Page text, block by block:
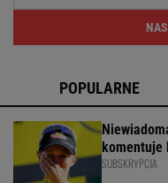
POPULARNE
SUBSKRYPCJA